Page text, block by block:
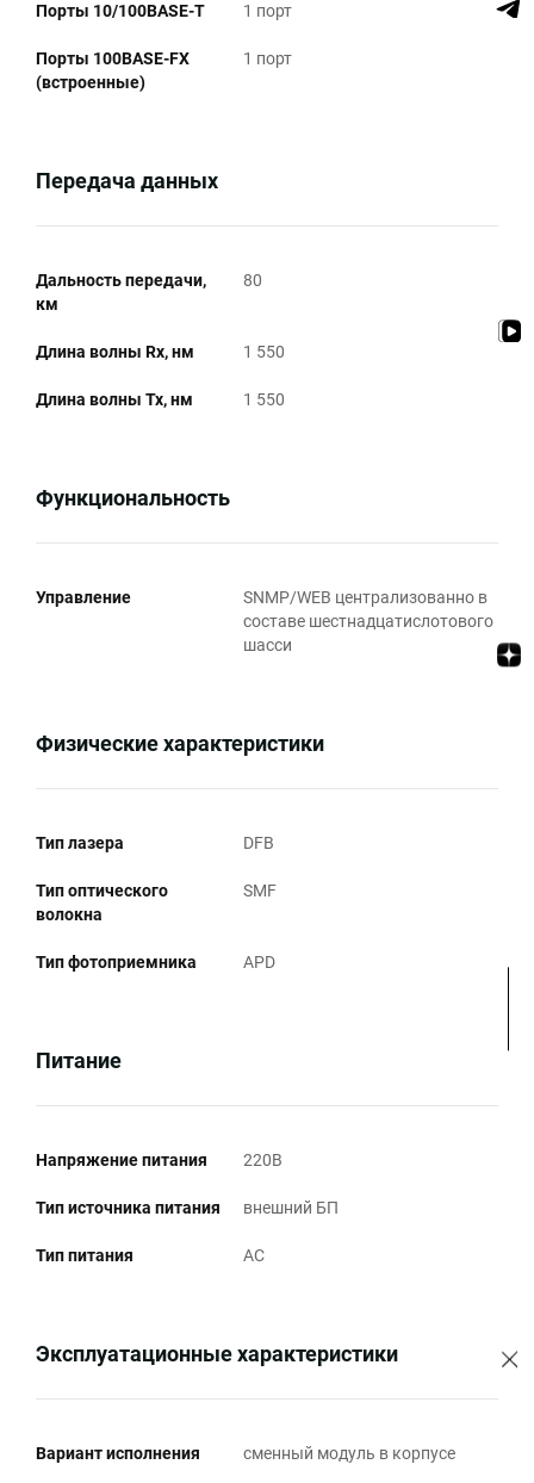
Порты 10/100BASE-T 1 порт
Порты 100BASE-FX
(встроенные)
1 порт
Передача данных
Дальность передачи,
км
80
Длина волны Rx, нм 1 550
Длина волны Tx, нм 1 550
Функциональность
Управление
SNMP/WEB централизованно в
составе шестнадцатислотового
шасси
Физические характеристики
Тип лазера DFB
Тип оптического
волокна
SMF
Тип фотоприемника APD
Питание
Напряжение питания 220В
Тип источника питания внешний БП
Тип питания AC
Эксплуатационные характеристики
Вариант исполнения сменный модуль в корпусе